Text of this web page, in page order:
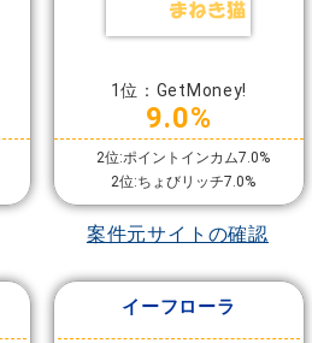
1位：GetMoney!
9.0%
2位:ポイントインカム7.0%
2位:ちょびリッチ7.0%
案件元サイトの確認
イーフローラ